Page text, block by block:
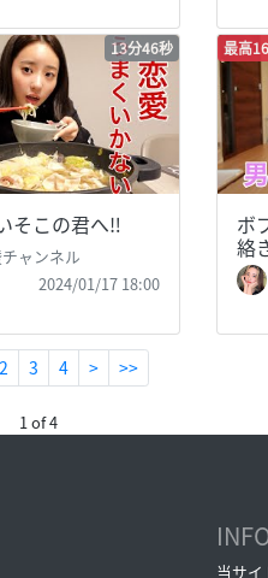
13分46秒
そこの君へ‼️
ャンネル
2024/01/17 18:00
最高
ボ
絡
2 3 4 > >>
1 of 4
当サ